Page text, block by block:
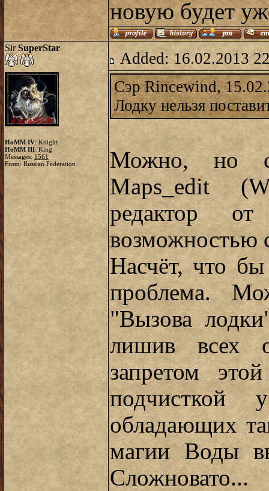
новую будет
SirSuperStar
HoMM IV: Knight
HoMM III: King
Messages: 1561
From: Russian Federation
Added: 16.02.2013
Сэр Rincewind,
Лодку нельзя
Можно, но с
Maps_edit
редактор
возможностью
Насчёт, что
проблема.
"Вызова
лишив всех
запретом
подчисткой
обладающих
магии Воды
Сложновато...